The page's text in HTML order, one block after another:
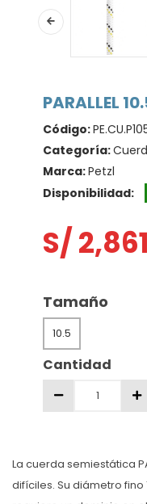
PARALLEL
Código:
Categoría:
Marca:Petzl
Disponibilidad:
S/
Tamaño
10.5
Cantidad
La cuerda semiestática
difíciles. Su diámetro